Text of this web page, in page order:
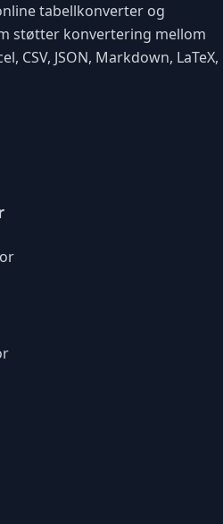
tabellkonverter og
støtter konvertering mellom
CSV, JSON, Markdown, LaTeX,